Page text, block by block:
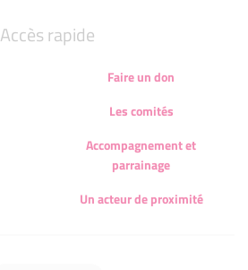
Accès rapide
Faire un don
Les comités
Accompagnement et
parrainage
Un acteur de proximité